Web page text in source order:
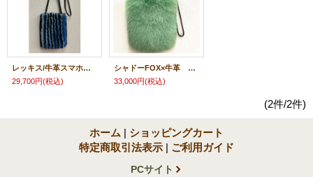
レッキス/牛革スマホショルダー
29,700円(税込)
シャドーFOX×牛革 スマホショルダー
33,000円(税込)
(2件/2件)
ホーム | ショッピングカート
特定商取引法表示 | ご利用ガイド
PCサイト